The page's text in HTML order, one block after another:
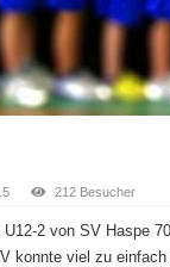
212 Besucher
2 von SV Haspe
konnte viel zu